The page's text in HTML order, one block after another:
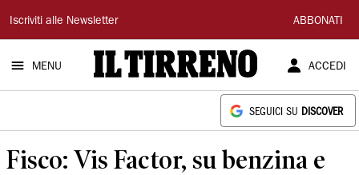
Il
Tirreno
Iscriviti alle Newsletter ABBONATI
MENU ACCEDI
SEGUICI SU DISCOVER
Fisco: Vis Factor, su benzina e